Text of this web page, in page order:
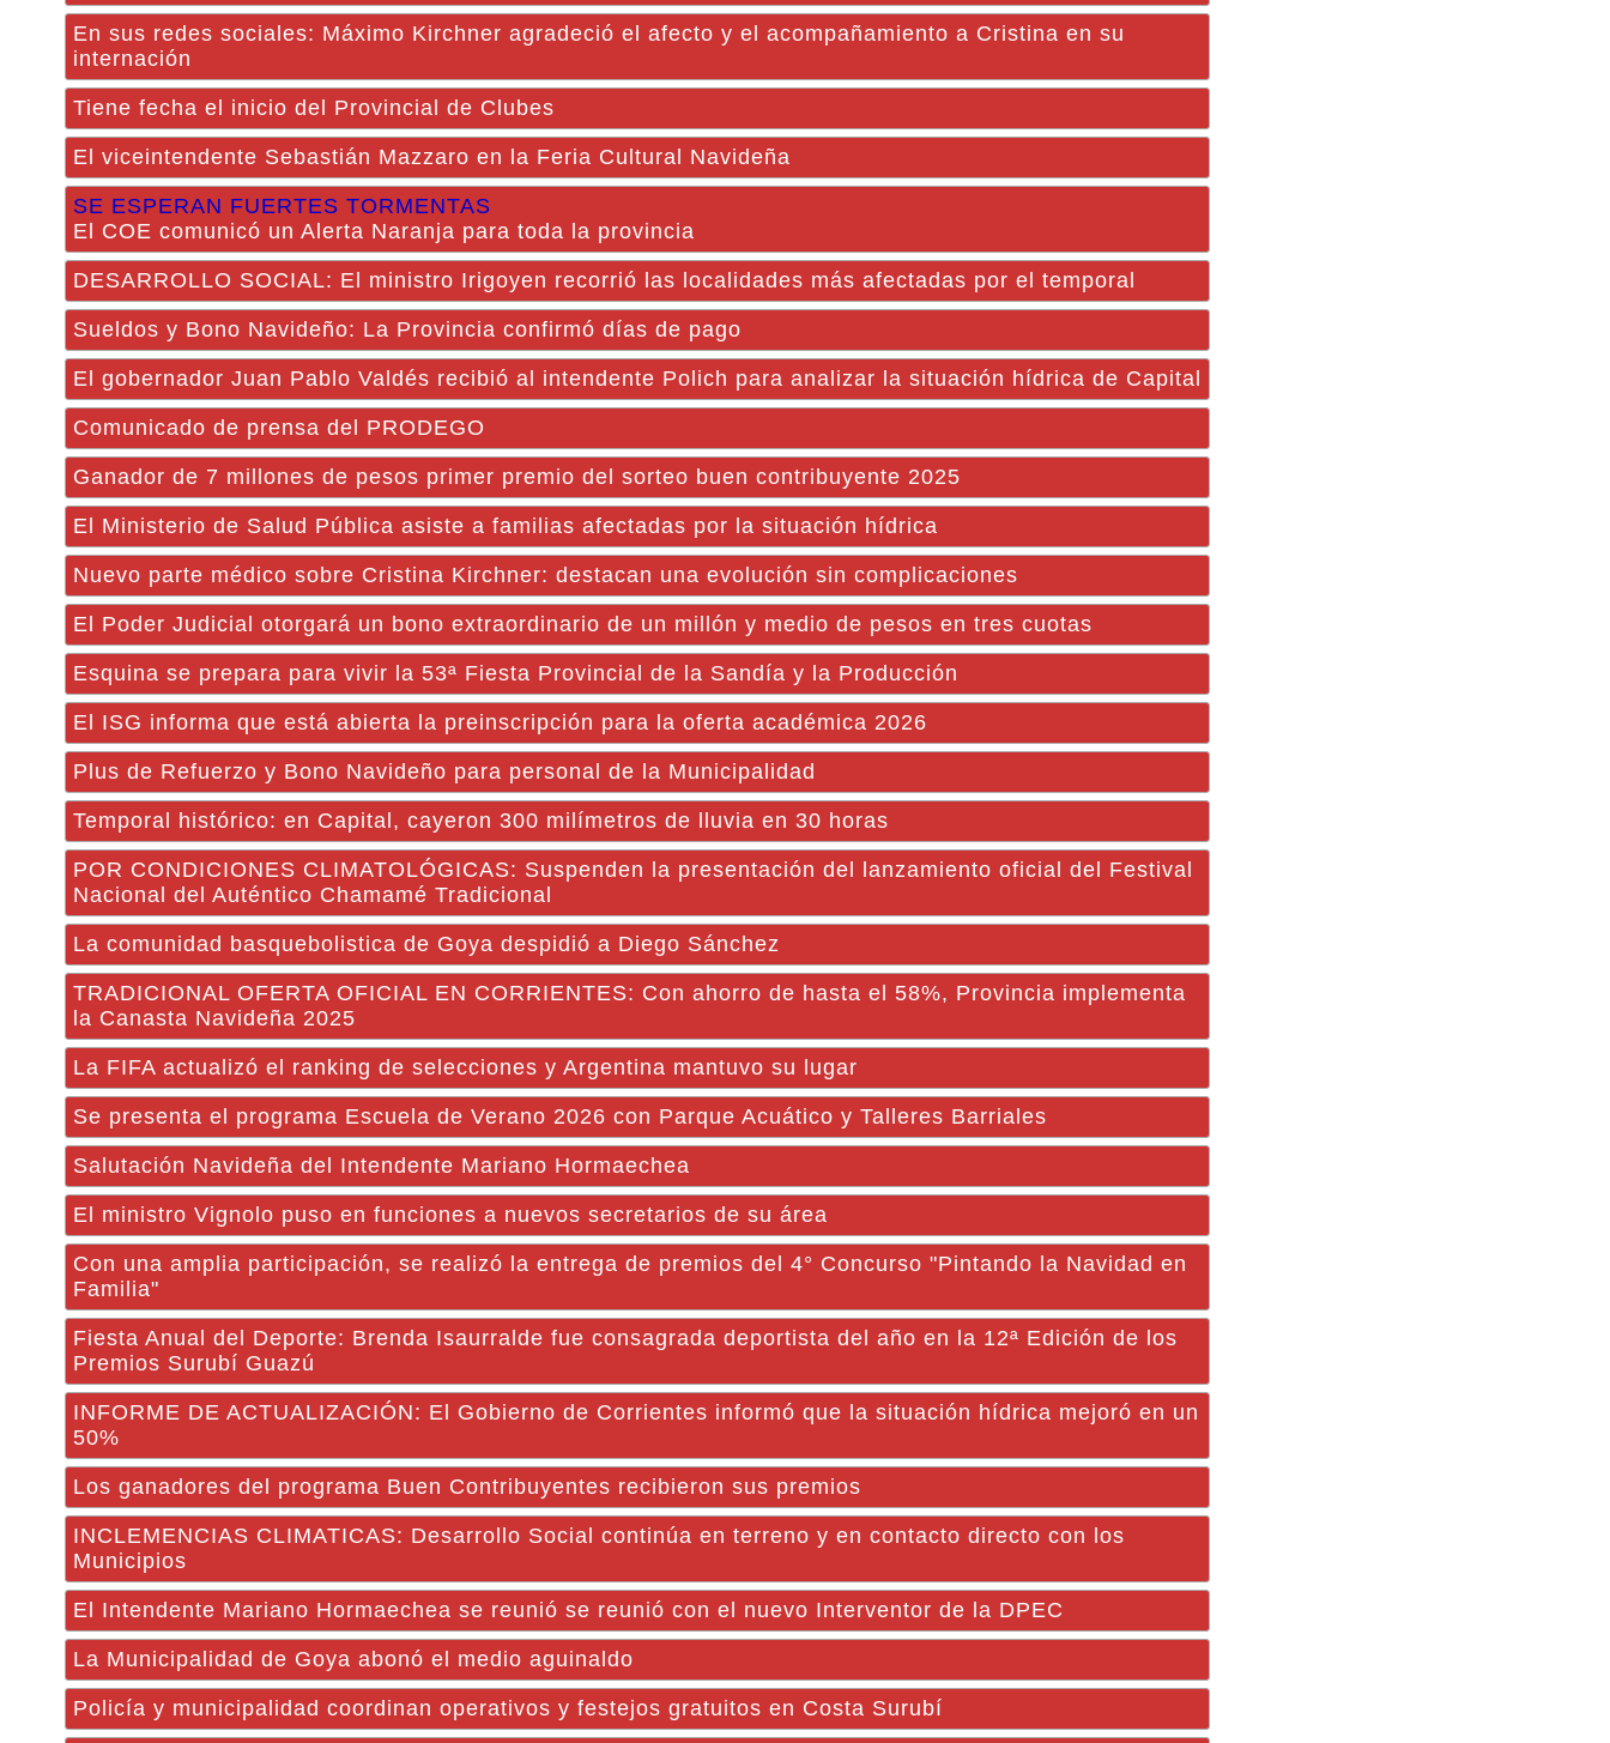
En sus redes sociales: Máximo Kirchner agradeció el afecto y el acompañamiento a Cristina en su
internación
Tiene fecha el inicio del Provincial de Clubes
El viceintendente Sebastián Mazzaro en la Feria Cultural Navideña
SE ESPERAN FUERTES TORMENTAS
El COE comunicó un Alerta Naranja para toda la provincia
DESARROLLO SOCIAL: El ministro Irigoyen recorrió las localidades más afectadas por el temporal
Sueldos y Bono Navideño: La Provincia confirmó días de pago
El gobernador Juan Pablo Valdés recibió al intendente Polich para analizar la situación hídrica de Capital
Comunicado de prensa del PRODEGO
Ganador de 7 millones de pesos primer premio del sorteo buen contribuyente 2025
El Ministerio de Salud Pública asiste a familias afectadas por la situación hídrica
Nuevo parte médico sobre Cristina Kirchner: destacan una evolución sin complicaciones
El Poder Judicial otorgará un bono extraordinario de un millón y medio de pesos en tres cuotas
Esquina se prepara para vivir la 53ª Fiesta Provincial de la Sandía y la Producción
El ISG informa que está abierta la preinscripción para la oferta académica 2026
Plus de Refuerzo y Bono Navideño para personal de la Municipalidad
Temporal histórico: en Capital, cayeron 300 milímetros de lluvia en 30 horas
POR CONDICIONES CLIMATOLÓGICAS: Suspenden la presentación del lanzamiento oficial del Festival
Nacional del Auténtico Chamamé Tradicional
La comunidad basquebolistica de Goya despidió a Diego Sánchez
TRADICIONAL OFERTA OFICIAL EN CORRIENTES: Con ahorro de hasta el 58%, Provincia implementa
la Canasta Navideña 2025
La FIFA actualizó el ranking de selecciones y Argentina mantuvo su lugar
Se presenta el programa Escuela de Verano 2026 con Parque Acuático y Talleres Barriales
Salutación Navideña del Intendente Mariano Hormaechea
El ministro Vignolo puso en funciones a nuevos secretarios de su área
Con una amplia participación, se realizó la entrega de premios del 4° Concurso "Pintando la Navidad en
Familia"
Fiesta Anual del Deporte: Brenda Isaurralde fue consagrada deportista del año en la 12ª Edición de los
Premios Surubí Guazú
INFORME DE ACTUALIZACIÓN: El Gobierno de Corrientes informó que la situación hídrica mejoró en un
50%
Los ganadores del programa Buen Contribuyentes recibieron sus premios
INCLEMENCIAS CLIMATICAS: Desarrollo Social continúa en terreno y en contacto directo con los
Municipios
El Intendente Mariano Hormaechea se reunió se reunió con el nuevo Interventor de la DPEC
La Municipalidad de Goya abonó el medio aguinaldo
Policía y municipalidad coordinan operativos y festejos gratuitos en Costa Surubí